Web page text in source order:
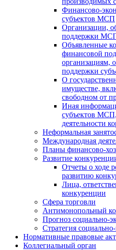
Финансово-
субъектов МСП
Организации,
поддержки
Объявленные
финансовой
организациям,
поддержки
О
имуществе,
свободном от
Иная
субъектов
деятельности
Неформальная
Международная
Планы финансово-
Развитие
Отчеты о ходе
развитию
Лица,
конкуренции
Сфера торговли
Антимонопольный
Прогноз социально-
Стратегия
Нормативные правовые
Коллегиальный орган